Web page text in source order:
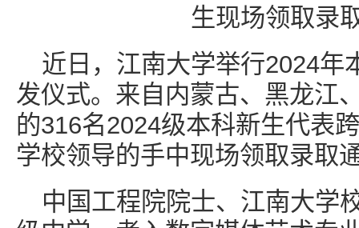
近日，江南大学举行2024年
发仪式。来自内蒙古、黑龙江
的316名2024级本科新生代表
学校领导的手中现场领取录取
中国工程院院士、江南大学